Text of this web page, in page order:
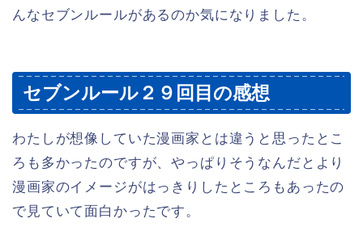
んなセブンルールがあるのか気になりました。
セブンルール２９回目の感想
わたしが想像していた漫画家とは違うと思ったとこ
ろも多かったのですが、やっぱりそうなんだとより
漫画家のイメージがはっきりしたところもあったの
で見ていて面白かったです。